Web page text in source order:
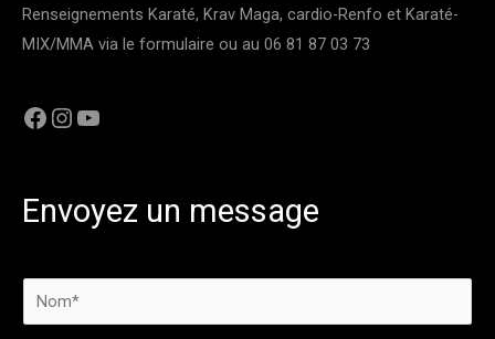
Renseignements Karaté, Krav Maga, cardio-Renfo et Karaté-
MIX/MMA via le formulaire ou au 06 81 87 03 73
Envoyez un message
o